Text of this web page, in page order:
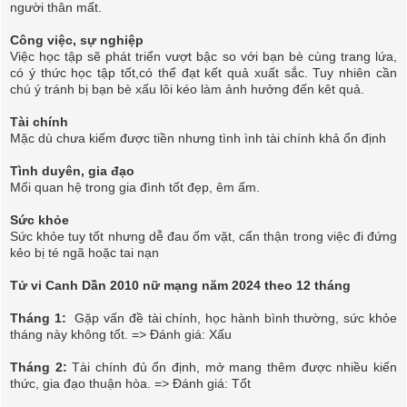
người thân mất.
Công việc, sự nghiệp
Việc học tập sẽ phát triển vượt bậc so với bạn bè cùng trang lứa,
có ý thức học tập tốt,có thể đạt kết quả xuất sắc. Tuy nhiên cần
chú ý tránh bị bạn bè xấu lôi kéo làm ảnh hưởng đến kêt quả.
Tài chính
Mặc dù chưa kiếm được tiền nhưng tình ình tài chính khả ổn định
Tình duyên, gia đạo
Mối quan hệ trong gia đình tốt đẹp, êm ấm.
Sức khỏe
Sức khỏe tuy tốt nhưng dễ đau ốm vặt, cẩn thận trong việc đi đứng
kẻo bị té ngã hoặc tai nạn
Tử vi Canh Dần 2010 nữ mạng năm 2024 theo 12 tháng
Tháng 1:Gặp vấn đề tài chính, học hành bình thường, sức khỏe
tháng này không tốt. => Đánh giá: Xấu
Tháng 2: Tài chính đủ ổn định, mở mang thêm được nhiều kiến
thức, gia đạo thuận hòa. => Đánh giá: Tốt